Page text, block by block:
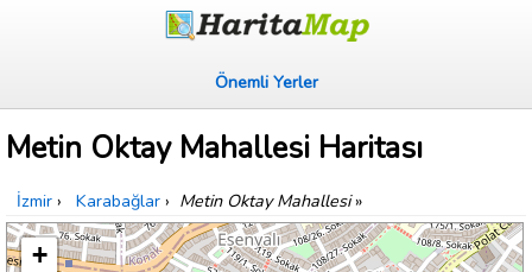
Önemli Yerler
Metin Oktay Mahallesi Haritası
İzmir › Karabağlar › Metin Oktay Mahallesi»
+